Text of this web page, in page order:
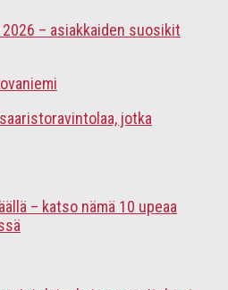
– asiakkaiden suosikit
jotka
– katso nämä 10 upeaa